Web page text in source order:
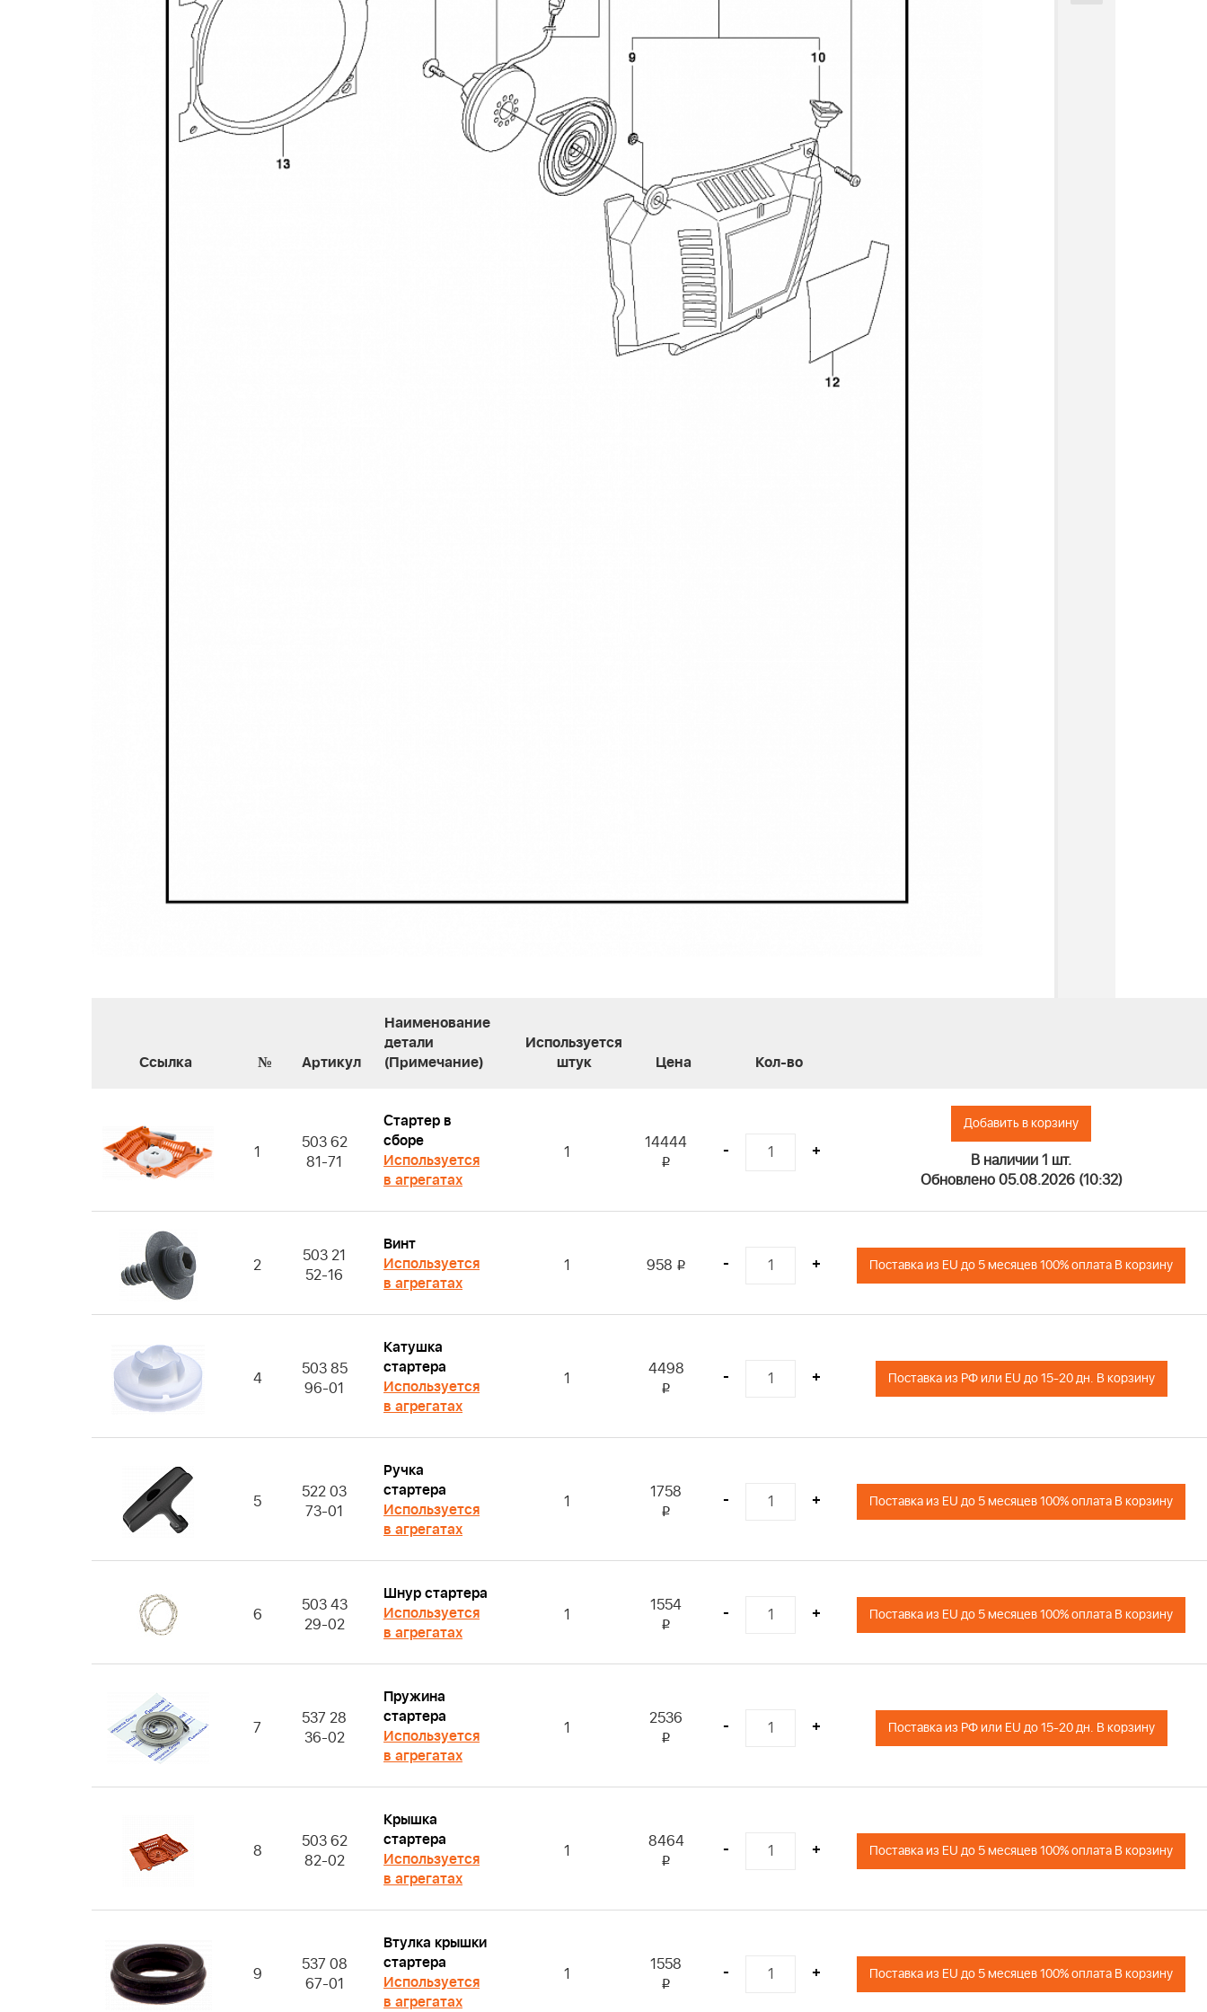
Ссылка № Артикул
Наименование
детали
(Примечание)
Используется
штук
Цена Кол-во
1
503 62
81-71
Стартер в
сборе
Используется
в агрегатах
1 14444
i
- +
Добавить в корзину
В наличии 1 шт.
Обновлено 05.08.2026 (10:32)
2
503 21
52-16
Винт
Используется
в агрегатах
1 958 i - + Поставка из EU до 5 месяцев 100% оплата В корзину
4
503 85
96-01
Катушка
стартера
Используется
в агрегатах
1 4498
i
- + Поставка из РФ или EU до 15-20 дн. В корзину
5
522 03
73-01
Ручка
стартера
Используется
в агрегатах
1 1758
i
- + Поставка из EU до 5 месяцев 100% оплата В корзину
6
503 43
29-02
Шнур стартера
Используется
в агрегатах
1 1554
i
- + Поставка из EU до 5 месяцев 100% оплата В корзину
7
537 28
36-02
Пружина
стартера
Используется
в агрегатах
1 2536
i
- + Поставка из РФ или EU до 15-20 дн. В корзину
8
503 62
82-02
Крышка
стартера
Используется
в агрегатах
1 8464
i
- + Поставка из EU до 5 месяцев 100% оплата В корзину
9
537 08
67-01
Втулка крышки
стартера
Используется
в агрегатах
1 1558
i
- + Поставка из EU до 5 месяцев 100% оплата В корзину